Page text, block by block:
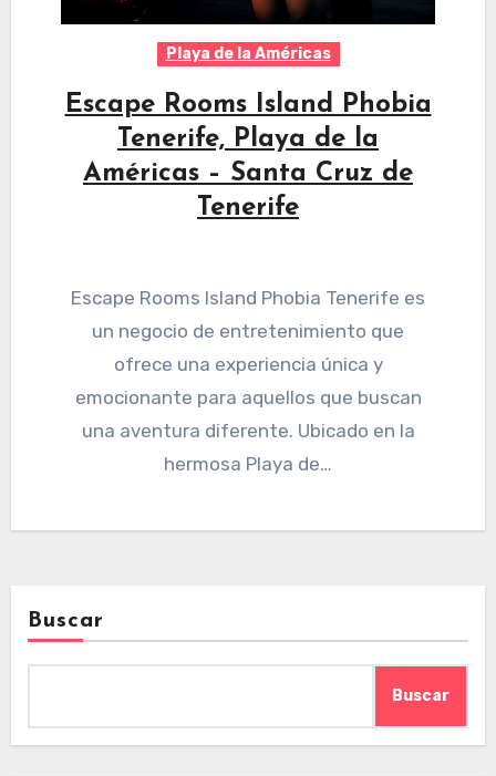
Playa de la Américas
Escape Rooms Island Phobia
Tenerife, Playa de la
Américas – Santa Cruz de
Tenerife
Escape Rooms Island Phobia Tenerife es
un negocio de entretenimiento que
ofrece una experiencia única y
emocionante para aquellos que buscan
una aventura diferente. Ubicado en la
hermosa Playa de…
Buscar
Buscar